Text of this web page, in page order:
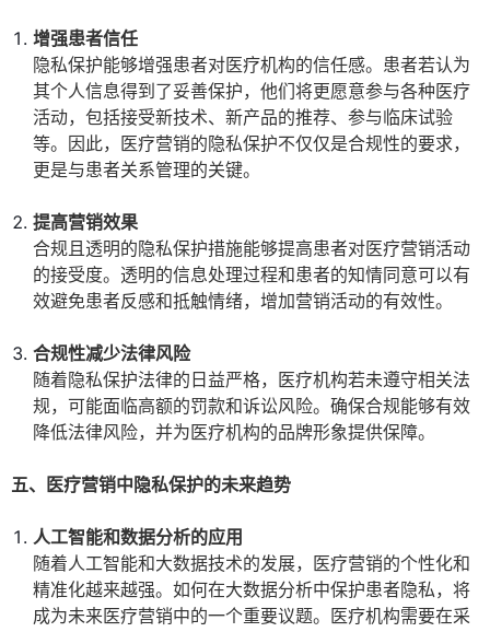
增强患者信任
隐私保护能够增强患者对医疗机构的信任感。患者若认为
其个人信息得到了妥善保护，他们将更愿意参与各种医疗
活动，包括接受新技术、新产品的推荐、参与临床试验
等。因此，医疗营销的隐私保护不仅仅是合规性的要求，
更是与患者关系管理的关键。
提高营销效果
合规且透明的隐私保护措施能够提高患者对医疗营销活动
的接受度。透明的信息处理过程和患者的知情同意可以有
效避免患者反感和抵触情绪，增加营销活动的有效性。
合规性减少法律风险
随着隐私保护法律的日益严格，医疗机构若未遵守相关法
规，可能面临高额的罚款和诉讼风险。确保合规能够有效
降低法律风险，并为医疗机构的品牌形象提供保障。
五、医疗营销中隐私保护的未来趋势
人工智能和数据分析的应用
随着人工智能和大数据技术的发展，医疗营销的个性化和
精准化越来越强。如何在大数据分析中保护患者隐私，将
成为未来医疗营销中的一个重要议题。医疗机构需要在采